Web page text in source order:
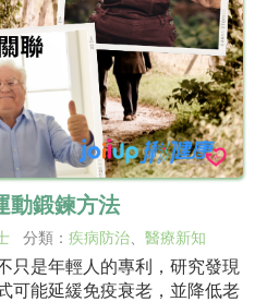
動鍛鍊方法
分類： 疾病防治、 醫療新知
只是年輕人的專利，研究發現
可能延緩免疫衰老，並降低老